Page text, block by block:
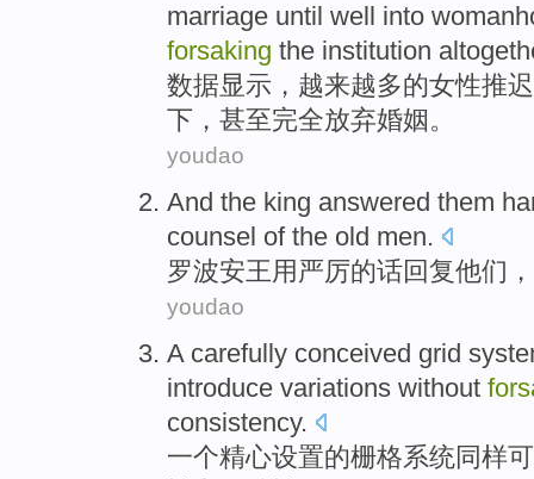
marriage until well into
forsaking the institution
数据显示 ， 越来越多的女性推迟
下 ，甚至完全放弃婚姻。
youdao
And the king answered them
counsel ofthe old men.
罗波安王用 严厉的话回复他们
youdao
A carefully conceived grid
introduce variations without
consistency.
一个精心设置的栅格系统同样